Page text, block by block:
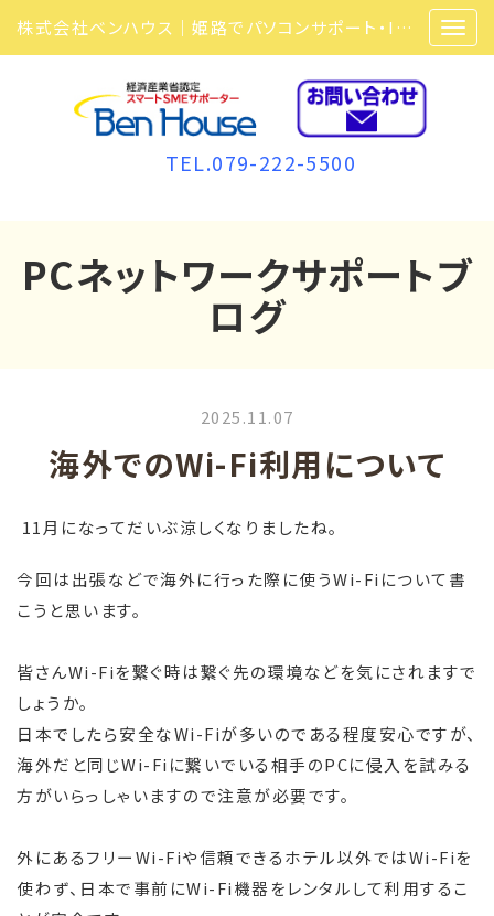
株式会社ベンハウス｜姫路でパソコンサポート・ITサポート・ITセキュリティ・複合機・ビジネスフォンなら弊社にお任せ
TEL.079-222-5500
PCネットワークサポートブ
ログ
2025.11.07
海外でのWi-Fi利用について
11月になってだいぶ涼しくなりましたね。
今回は出張などで海外に行った際に使うWi-Fiについて書
こうと思います。
皆さんWi-Fiを繋ぐ時は繋ぐ先の環境などを気にされますで
しょうか。
日本でしたら安全なWi-Fiが多いのである程度安心ですが、
海外だと同じWi-Fiに繋いでいる相手のPCに侵入を試みる
方がいらっしゃいますので注意が必要です。
外にあるフリーWi-Fiや信頼できるホテル以外ではWi-Fiを
使わず、日本で事前にWi-Fi機器をレンタルして利用するこ